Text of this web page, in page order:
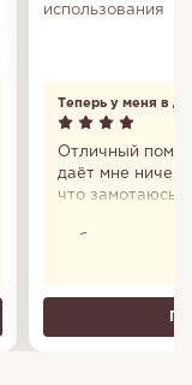
использования
Теперь у меня в
Отличный
даёт мне
что замотаюсь
мобильное